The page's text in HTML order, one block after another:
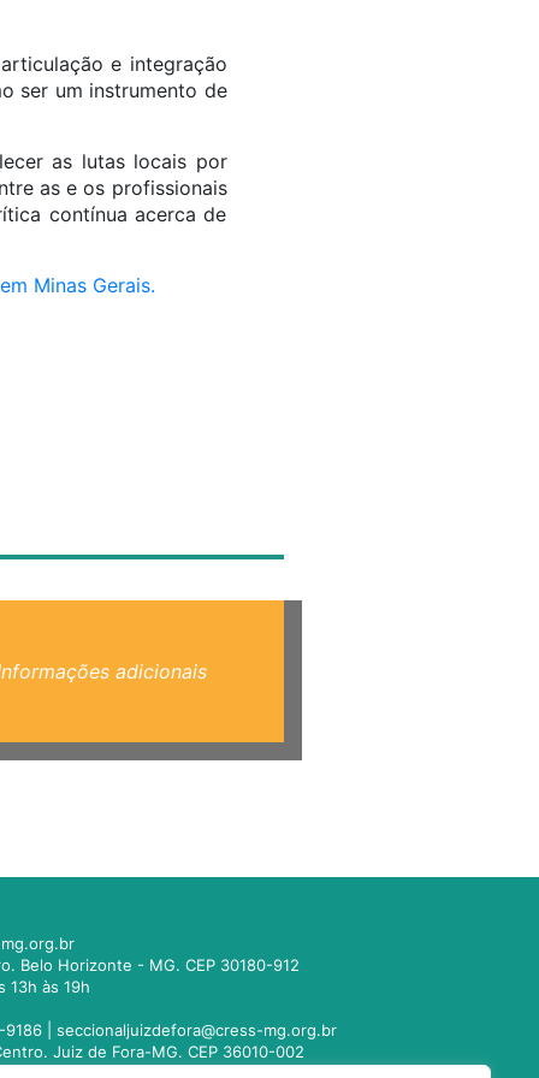
e integração
ser um instrumento de
as lutas locais por
as e os profissionais
contínua acerca de
Minas Gerais.
adicionais
Belo Horizonte - MG. CEP 30180-912
13h às 19h
9186 |seccionaljuizdefora@cress-mg.org.br
Juiz de Fora-MG. CEP 36010-002
às 19h